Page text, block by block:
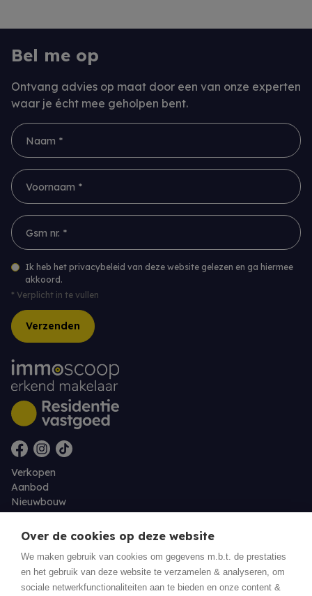
Bel me op
Ontvang advies op maat door een van onze experten
waar je écht mee geholpen bent.
Naam *
Voornaam *
Gsm nr. *
Ik heb het privacybeleid van deze website gelezen en ga hiermee
akkoord.
* Verplicht in te vullen
Verzenden
Verkopen
Aanbod
Nieuwbouw
Over ons
Contact
Eigenaarslogin
Over de cookies op deze website
We maken gebruik van cookies om gegevens m.b.t. de prestaties
en het gebruik van deze website te verzamelen & analyseren, om
sociale netwerkfunctionaliteiten aan te bieden en onze content &